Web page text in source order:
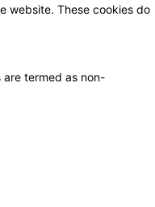
website. These cookies do
termed as non-